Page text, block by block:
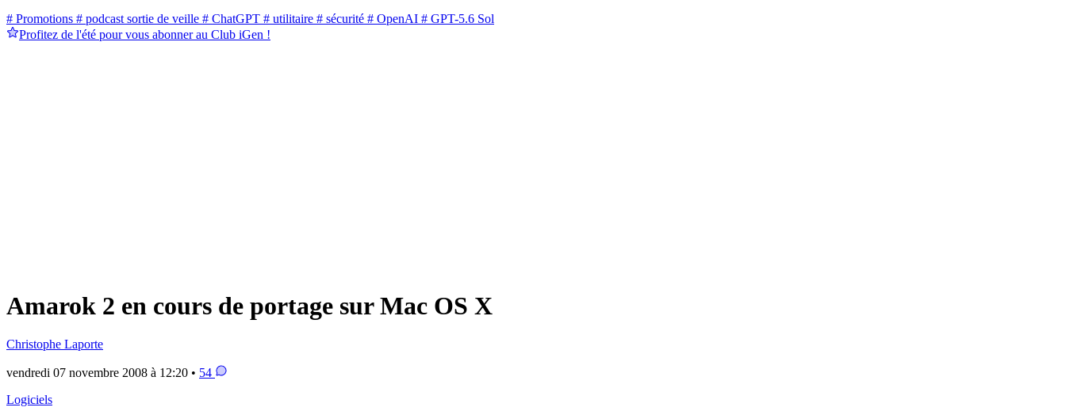
# Promotions # podcast sortie de veille # ChatGPT # utilitaire # sécurité # OpenAI # GPT-5.6 Sol
Profitez de l'été pour vous abonner au Club iGen !
Amarok 2 en cours de portage sur Mac OS X
Christophe Laporte
vendredi 07 novembre 2008 à 12:20 • 54
Logiciels